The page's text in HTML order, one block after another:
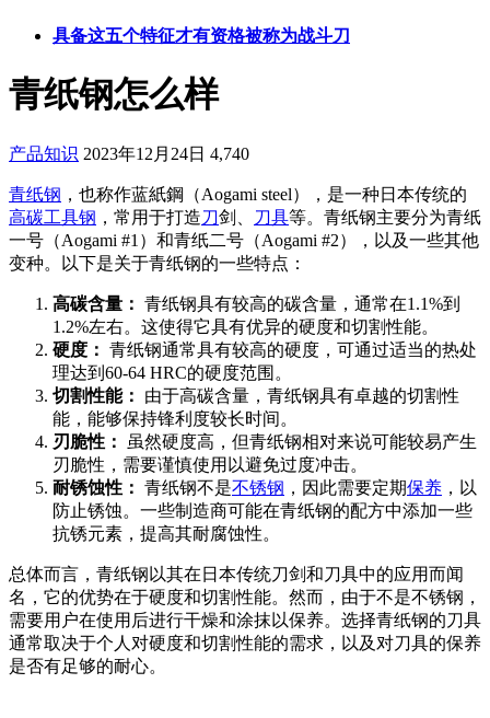
具备这五个特征才有资格被称为战斗刀
青纸钢怎么样
产品知识 2023年12月24日 4,740
青纸钢 ，也称作蓝紙鋼（Aogami steel），是一种日本传统的
高碳工具钢 ，常用于打造刀剑、 刀具等。青纸钢主要分为青纸
一号（Aogami #1）和青纸二号（Aogami #2），以及一些其他
变种。以下是关于青纸钢的一些特点：
高碳含量： 青纸钢具有较高的碳含量，通常在1.1%到
1.2%左右。这使得它具有优异的硬度和切割性能。
硬度： 青纸钢通常具有较高的硬度，可通过适当的热处
理达到60-64 HRC的硬度范围。
切割性能：
由于高碳含量，青纸钢具有卓越的切割性
能，能够保持锋利度较长时间。
刃脆性：
虽然硬度高，但青纸钢相对来说可能较易产生
刃脆性，需要谨慎使用以避免过度冲击。
耐锈蚀性： 青纸钢不是不锈钢 ，因此需要定期保养 ，以
防止锈蚀。一些制造商可能在青纸钢的配方中添加一些
抗锈元素，提高其耐腐蚀性。
总体而言，青纸钢以其在日本传统刀剑和刀具中的应用而闻
名，它的优势在于硬度和切割性能。然而，由于不是不锈钢，
需要用户在使用后进行干燥和涂抹以保养。选择青纸钢的刀具
通常取决于个人对硬度和切割性能的需求，以及对刀具的保养
是否有足够的耐心。